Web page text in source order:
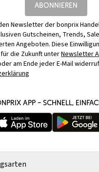
ABONNIEREN
Newsletter der bonprix
Gutscheinen, Trends,
Angeboten. Diese
die Zukunft unterNewsletter
am Ende jeder E-Mail
APP – SCHNELL,